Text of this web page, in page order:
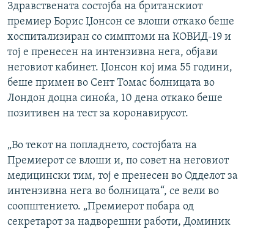
Здравствената состојба на британскиот
премиер Борис Џонсон се влоши откако беше
хоспитализиран со симптоми на КОВИД-19 и
тој е пренесен на интензивна нега, објави
неговиот кабинет. Џонсон кој има 55 години,
беше примен во Сент Томас болницата во
Лондон доцна синоќа, 10 дена откако беше
позитивен на тест за коронавирусот.
„Во текот на попладнето, состојбата на
Премиерот се влоши и, по совет на неговиот
медицински тим, тој е пренесен во Одделот за
интензивна нега во болницата“, се вели во
соопштението. „Премиерот побара од
секретарот за надворешни работи, Доминик